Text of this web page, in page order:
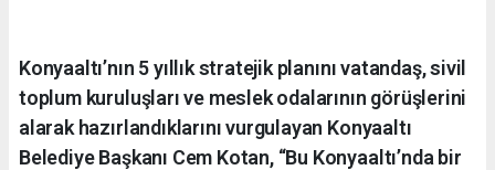
Konyaaltı’nın 5 yıllık stratejik planını vatandaş, sivil
toplum kuruluşları ve meslek odalarının görüşlerini
alarak hazırlandıklarını vurgulayan Konyaaltı
Belediye Başkanı Cem Kotan, “Bu Konyaaltı’nda bir